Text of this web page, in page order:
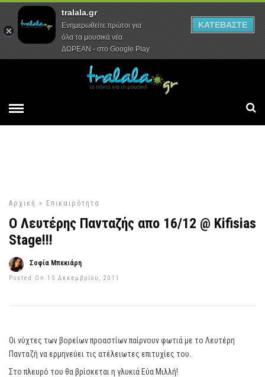
Αρχική Συνεντεύξεις Ρεπορτάζ
Αρχική » Επικαιρότητα
Ο Λευτέρης Πανταζής απο 16/12 @ Kifisias
Stage!!!
Σοφία Μπεκιάρη
Posted On 15 Δεκεμβρίου, 2011
Οι νύχτες των βορείων προαστίων παίρνουν φωτιά με το Λευτέρη
Πανταζή να ερμηνεύει τις ατέλειωτες επιτυχίες του.
Στο πλευρό του θα βρίσκεται η γλυκιά Εύα Μιλλή!
tralala.gr
Ενημερωθείτε πρώτοι για
όλα τα μουσικά νέα
ΔΩΡΕΑΝ - στο Google Play
ΚΑΤΕΒΑΣΤΕ